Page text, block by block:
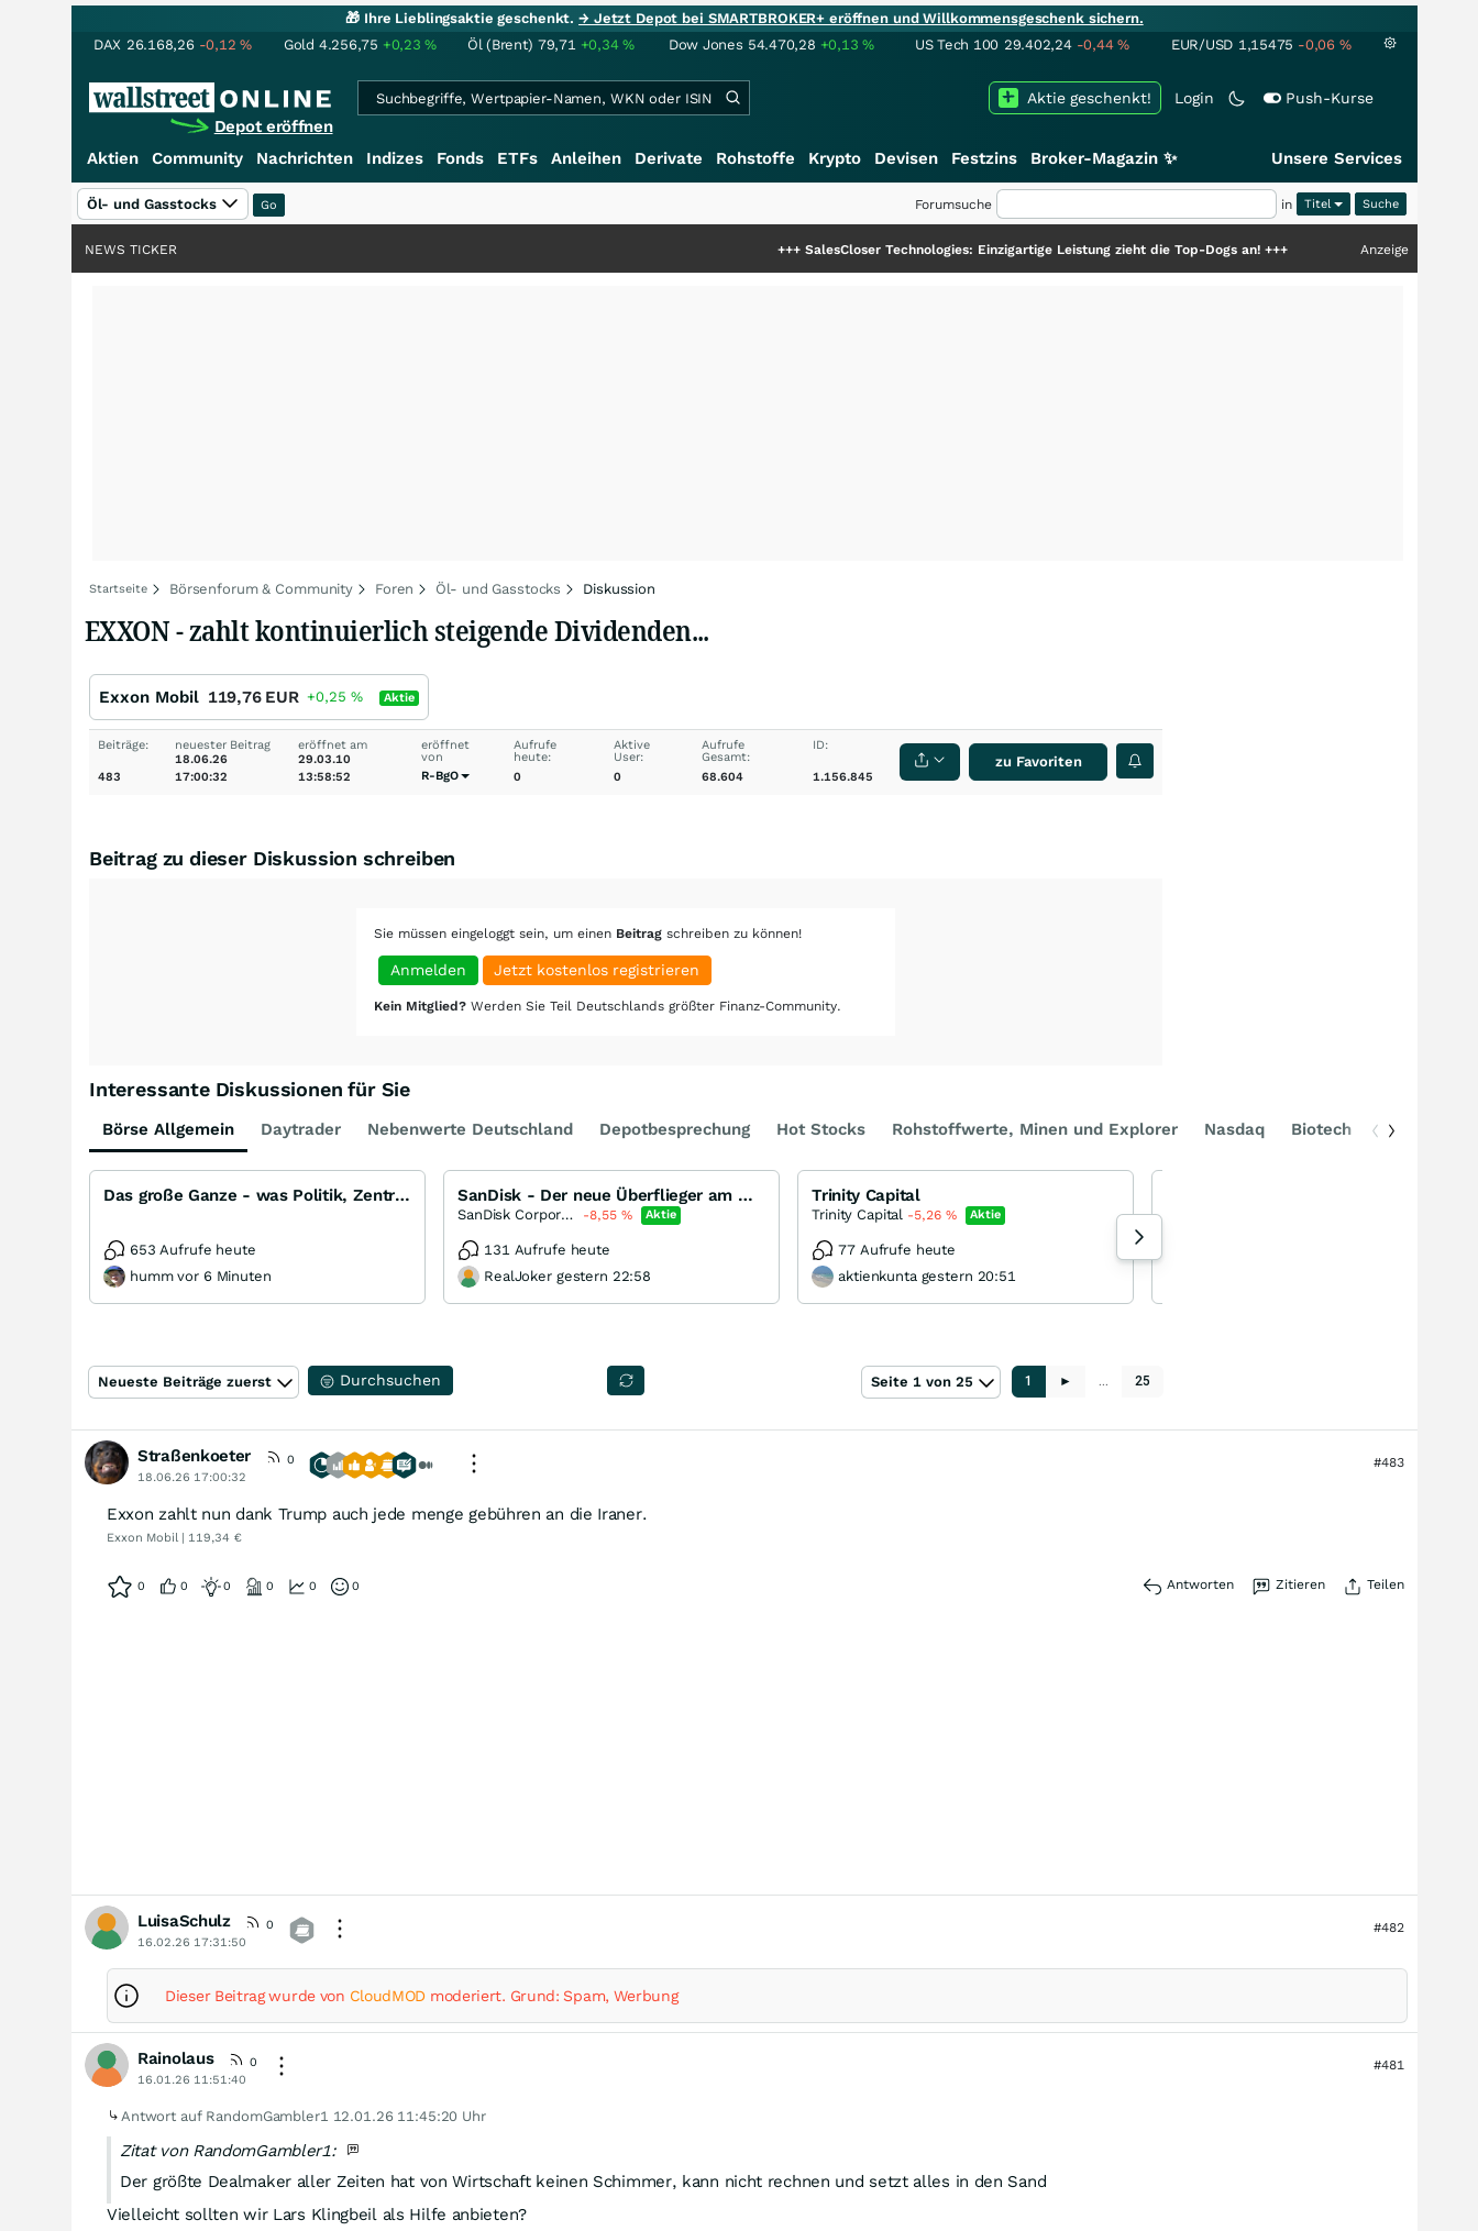
🎁 Ihre Lieblingsaktie geschenkt.→ Jetzt Depot bei SMARTBROKER+ eröffnen und Willkommensgeschenk sichern.
DAX 26.168,26 -0,12% Gold 4.256,75 +0,23% Öl (Brent) 79,71 +0,34% Dow Jones 54.470,28 +0,13% US Tech 100 29.402,24 -0,44% EUR/USD 1,15475 -0,06 %
Depot eröffnen
Login Push-Kurse
Aktie geschenkt!
Aktien Community Nachrichten Indizes Fonds ETFs Anleihen Derivate Rohstoffe Krypto Devisen Festzins Broker-Magazin ✨ Unsere Services
Öl- und Gasstocks Forumsuche in Titel
SalesCloser Technologies: Einzigartige Leistung zieht die Top-Dogs an!+++ Anzeige
NEWS TICKER
Startseite Börsenforum & Community Foren Öl- und Gasstocks Diskussion
EXXON - zahlt kontinuierlich steigende Dividenden...
Exxon Mobil 119,76 EUR +0,25 % Aktie
Beiträge:
483
neuester Beitrag
18.06.26
17:00:32
eröffnet am
29.03.10
13:58:52
eröffnet
von
R-BgO
Aufrufe
heute:
0
Aktive
User:
0
Aufrufe
Gesamt:
68.604
ID:
1.156.845
zu Favoriten
Beitrag zu dieser Diskussion schreiben
Sie müssen eingeloggt sein, um einen Beitrag schreiben zu können!
Anmelden Jetzt kostenlos registrieren
Kein Mitglied? Werden Sie Teil Deutschlands größter Finanz-Community.
Interessante Diskussionen für Sie
Börse Allgemein Daytrader Nebenwerte Deutschland Depotbesprechung Hot Stocks Rohstoffwerte, Minen und Explorer Nasdaq Biotech DAX
Das große Ganze - was Politik, Zentralbanken, Trends, Medien und Gesellschaft mit Aktien, Rohstoffen
653 Aufrufe heute
humm vor 6 Minuten
SanDisk - Der neue Überflieger am Markt für Speicherchips
SanDisk Corporation -8,55% Aktie
131 Aufrufe heute
RealJoker gestern 22:58
Trinity Capital
Trinity Capital -5,26% Aktie
77 Aufrufe heute
aktienkunta gestern 20:51
Neueste Beiträge zuerst Durchsuchen 1 ► … 25
Seite 1 von 25
Straßenkoeter
0
18.06.26 17:00:32
#483
Exxon zahlt nun dank Trump auch jede menge gebühren an die Iraner.
Exxon Mobil | 119,34 €
0 0 0 0 0 0 Antworten Zitieren Teilen
LuisaSchulz
0
16.02.26 17:31:50
#482
Dieser Beitrag wurde von CloudMOD moderiert. Grund: Spam, Werbung
Rainolaus
0
16.01.26 11:51:40
#481
Antwort auf RandomGambler1 12.01.26 11:45:20 Uhr
Zitat von RandomGambler1:
Der größte Dealmaker aller Zeiten hat von Wirtschaft keinen Schimmer, kann nicht rechnen und setzt alles in den Sand
Vielleicht sollten wir Lars Klingbeil als Hilfe anbieten?